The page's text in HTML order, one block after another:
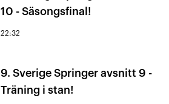
10 - Säsongsfinal!
22:32
9. Sverige Springer avsnitt 9 -
Träning i stan!